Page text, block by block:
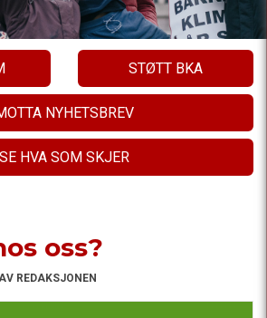
STØTT BKA
NYHETSBREV
SE HVA SOM SKJER
oss?
REDAKSJONEN